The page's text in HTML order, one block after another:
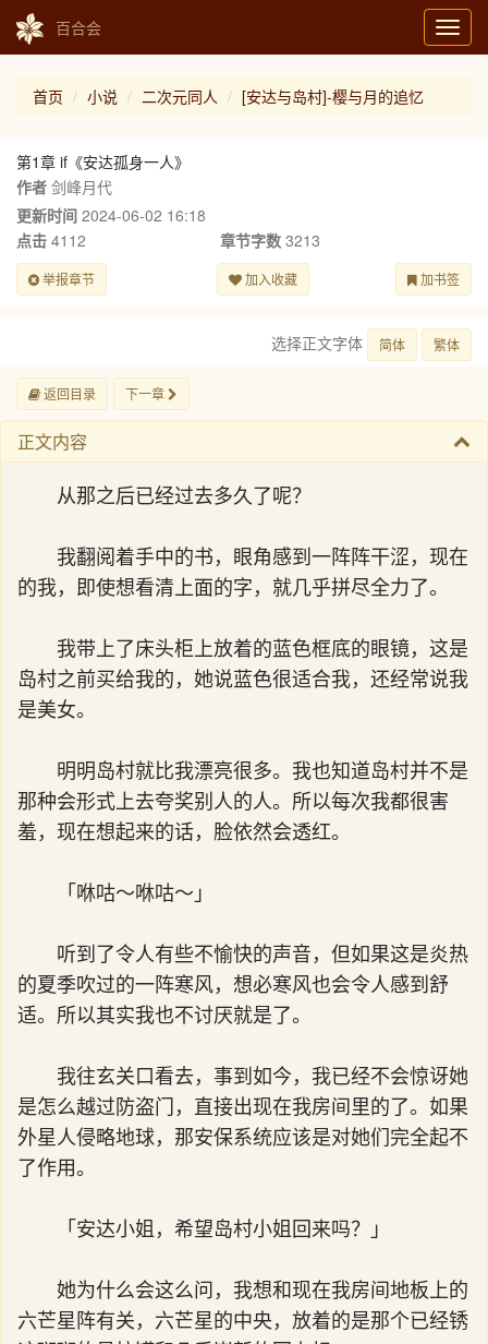
百合会
首页 小说 二次元同人 [安达与岛村]-樱与月的追忆
第1章 if《安达孤身一人》
作者 剑峰月代
更新时间 2024-06-02 16:18
点击 4112 章节字数3213
举报章节 加入收藏 加书签
选择正文字体 简体 繁体
返回目录 下一章
正文内容
从那之后已经过去多久了呢？
我翻阅着手中的书，眼角感到一阵阵干涩，现在
的我，即使想看清上面的字，就几乎拼尽全力了。
我带上了床头柜上放着的蓝色框底的眼镜，这是
岛村之前买给我的，她说蓝色很适合我，还经常说我
是美女。
明明岛村就比我漂亮很多。我也知道岛村并不是
那种会形式上去夸奖别人的人。所以每次我都很害
羞，现在想起来的话，脸依然会透红。
「咻咕～咻咕～」
听到了令人有些不愉快的声音，但如果这是炎热
的夏季吹过的一阵寒风，想必寒风也会令人感到舒
适。所以其实我也不讨厌就是了。
我往玄关口看去，事到如今，我已经不会惊讶她
是怎么越过防盗门，直接出现在我房间里的了。如果
外星人侵略地球，那安保系统应该是对她们完全起不
了作用。
「安达小姐，希望岛村小姐回来吗？」
她为什么会这么问，我想和现在我房间地板上的
六芒星阵有关，六芒星的中央，放着的是那个已经锈